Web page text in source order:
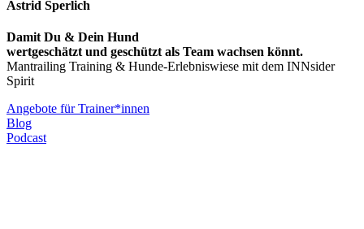
Astrid Sperlich
Damit Du & Dein Hund
wertgeschätzt und geschützt als Team wachsen könnt.
Mantrailing Training & Hunde-Erlebniswiese mit dem INNsider
Spirit
Angebote für Trainer*innen
Blog
Podcast